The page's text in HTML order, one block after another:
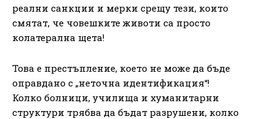
реални санкции и мерки срещу тези, които
смятат, че човешките животи са просто
колатерална щета!
Това е престъпление, което не може да бъде
оправдано с „неточна идентификация“!
Колко болници, училища и хуманитарни
структури трябва да бъдат разрушени, колко